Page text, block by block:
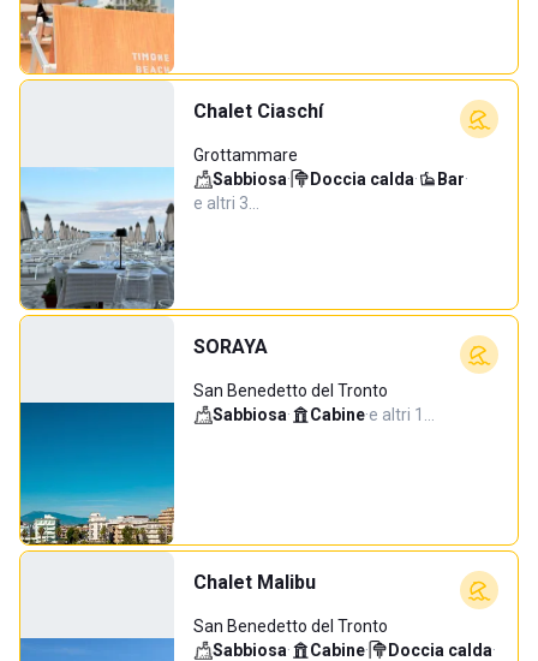
Chalet Ciaschí
Grottammare
Sabbiosa· Doccia calda· Bar·
e altri 3…
SORAYA
San Benedetto del Tronto
Sabbiosa· Cabine·e altri 1…
Chalet Malibu
San Benedetto del Tronto
Sabbiosa· Cabine· Doccia calda·